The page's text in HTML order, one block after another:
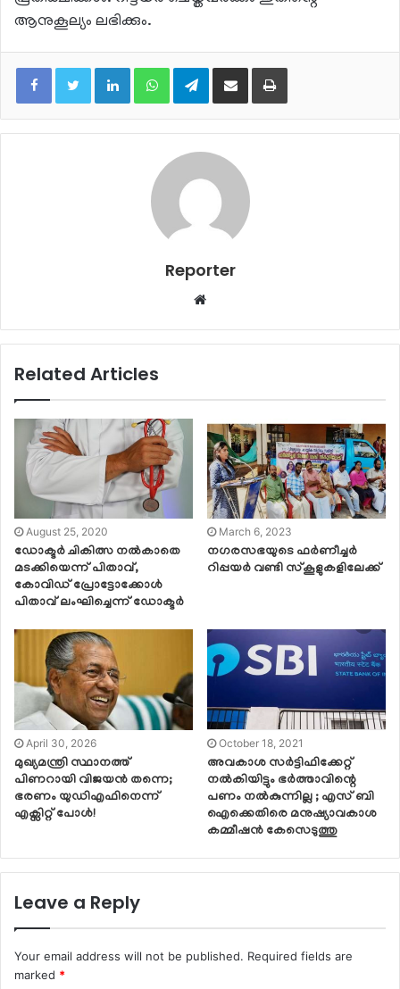
ആനുകൂല്യം ലഭിക്കും.
LinkedInWhatsAppTelegramShare via Email Print
Reporter
Website
Related Articles
August 25, 2020
ഡോക്ടര്‍ ചികിത്സ നല്‍കാതെ
മടക്കിയെന്ന് പിതാവ്,
കോവിഡ് പ്രോട്ടോക്കോള്‍
പിതാവ് ലംഘിച്ചെന്ന് ഡോക്ടര്‍
March 6, 2023
നഗരസഭയുടെ ഫർണീച്ചർ
റിപ്പയർ വണ്ടി സ്കൂളുകളിലേക്ക്
April 30, 2026
മുഖ്യമന്ത്രി സ്ഥാനത്ത്
പിണറായി വിജയൻ തന്നെ;
ഭരണം യുഡിഎഫിനെന്ന്
എക്സിറ്റ് പോൾ!
October 18, 2021
അവകാശ സർട്ടിഫിക്കേറ്റ്
നൽകിയിട്ടും ഭർത്താവിന്റെ
പണം നൽകുന്നില്ല ; എസ് ബി
ഐക്കെതിരെ മനുഷ്യാവകാശ
കമ്മീഷൻ കേസെടുത്തു
Leave a Reply
Your email address will not be published. Required fields are
marked *